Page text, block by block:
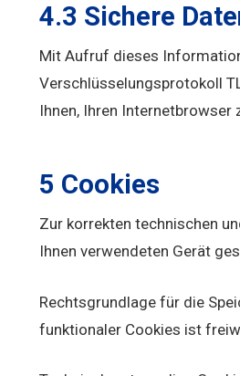
4.3 Sichere
Mit Aufruf dieses
Verschlüsselungsprotokoll
Ihnen, Ihren
5 Cookies
Zur korrekten technischen
Ihnen verwendeten Gerät
Rechtsgrundlage für die
funktionaler Cookies ist